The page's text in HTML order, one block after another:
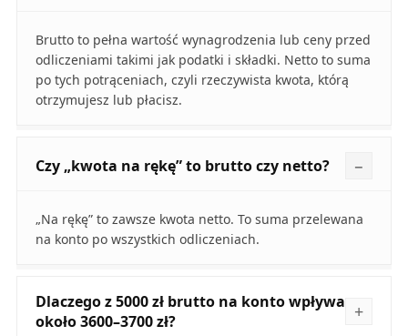
Brutto to pełna wartość wynagrodzenia lub ceny przed
odliczeniami takimi jak podatki i składki. Netto to suma
po tych potrąceniach, czyli rzeczywista kwota, którą
otrzymujesz lub płacisz.
Czy „kwota na rękę” to brutto czy netto?
„Na rękę” to zawsze kwota netto. To suma przelewana
na konto po wszystkich odliczeniach.
Dlaczego z 5000 zł brutto na konto wpływa
około 3600–3700 zł?